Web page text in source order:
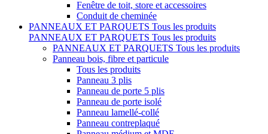
Fenêtre de toit, store et accessoires
Conduit de cheminée
PANNEAUX ET PARQUETS Tous les produits
PANNEAUX ET PARQUETS Tous les produits
PANNEAUX ET PARQUETS Tous les produits
Panneau bois, fibre et particule
Tous les produits
Panneau 3 plis
Panneau de porte 5 plis
Panneau de porte isolé
Panneau lamellé-collé
Panneau contreplaqué